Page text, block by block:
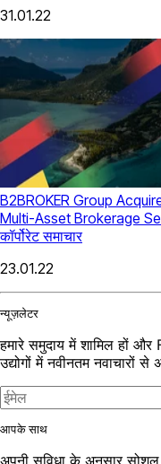
31.01.22
B2BROKER Group
Multi-Asset Brokerage
कॉर्पोरेट समाचार
23.01.22
न्यूज़लेटर
हमारे समुदाय में शामिल हों और
उद्योगों में नवीनतम नवाचारों
आपके साथ